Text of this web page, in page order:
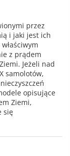
przez
i jaki jest ich
z prądem
Jeżeli nad
samolotów,
opisujące
Ziemi,
się